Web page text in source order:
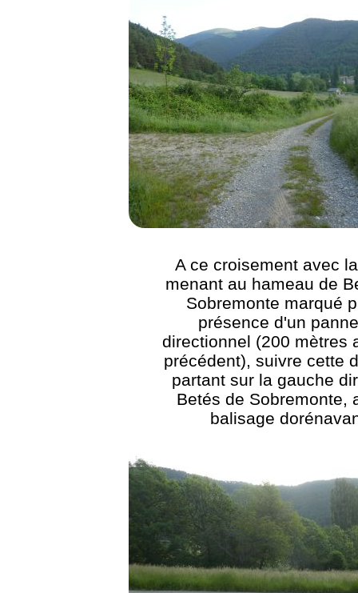
A ce croisement avec
menant au hameau de
Sobremonte marqué
présence d'un
directionnel (200 mètres
précédent), suivre cette
partant sur la gauche
Betés de Sobremonte,
balisage